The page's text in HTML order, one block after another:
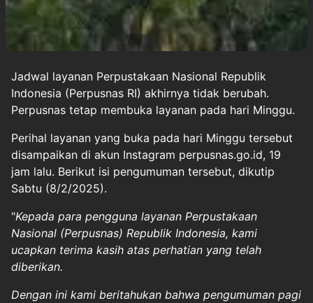
Jadwal layanan Perpustakaan Nasional Republik
Indonesia (Perpusnas RI) akhirnya tidak berubah.
Perpusnas tetap membuka layanan pada hari Minggu.
Perihal layanan yang buka pada hari Minggu tersebut
disampaikan di akun Instagram perpusnas.go.id, 19
jam lalu. Berikut isi pengumuman tersebut, dikutip
Sabtu (8/2/2025).
"Kepada para pengguna layanan Perpustakaan
Nasional (Perpusnas) Republik Indonesia, kami
ucapkan terima kasih atas perhatian yang telah
diberikan.
Dengan ini kami beritahukan bahwa pengumuman pagi